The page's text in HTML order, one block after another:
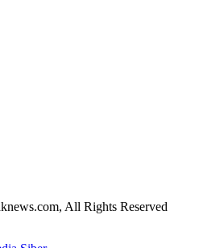
All Rights Reserved